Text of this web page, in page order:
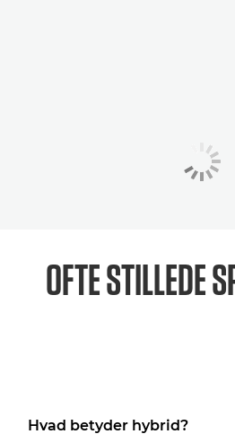
OFTE STILLEDE
Hvad betyder hybrid?